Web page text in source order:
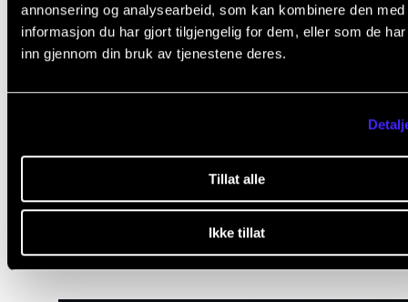
annonsering og analysearbeid, som kan kombinere den med
informasjon du har gjort tilgjengelig for dem, eller som de
inn gjennom din bruk av tjenestene deres.
Tillat alle
Ikke tillat
kjem.
med andre kollegaer som brenn for undervisning,
ønsker å bidra med både kreativitet og systematikk
at undervisninga på NMH blir vidareutvikla i tråd
studentane og musikklivet sine behov, seier ho.